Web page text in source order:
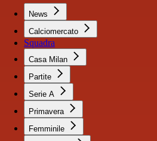
News
Calciomercato
Squadra
Casa Milan
Partite
Serie A
Primavera
Femminile